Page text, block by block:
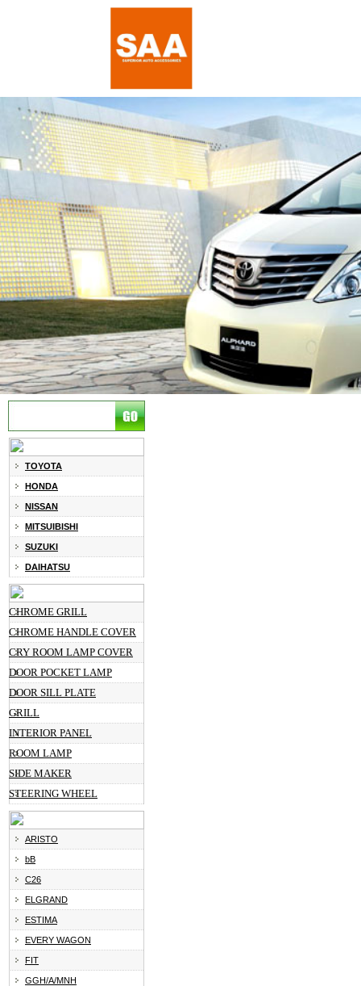
TOYOTA
HONDA
NISSAN
MITSUIBISHI
SUZUKI
DAIHATSU
CHROME GRILL
CHROME HANDLE COVER
CRY ROOM LAMP COVER
DOOR POCKET LAMP
DOOR SILL PLATE
GRILL
INTERIOR PANEL
ROOM LAMP
SIDE MAKER
STEERING WHEEL
ARISTO
bB
C26
ELGRAND
ESTIMA
EVERY WAGON
FIT
GGH/A/MNH